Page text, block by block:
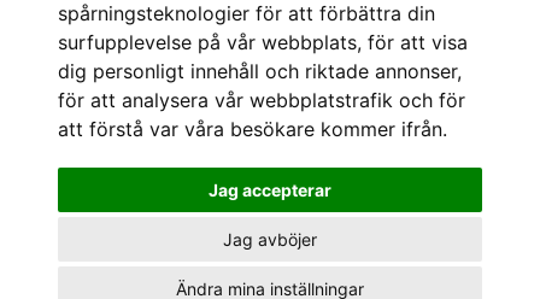
spårningsteknologier för att förbättra din
surfupplevelse på vår webbplats, för att visa
dig personligt innehåll och riktade annonser,
för att analysera vår webbplatstrafik och för
att förstå var våra besökare kommer ifrån.
Jag accepterar
Jag avböjer
Ändra mina inställningar